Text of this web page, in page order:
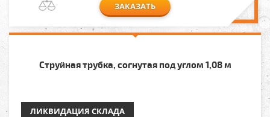
ЗАКАЗАТЬ
Струйная трубка, согнутая под углом 1,08 м
ЛИКВИДАЦИЯ СКЛАДА